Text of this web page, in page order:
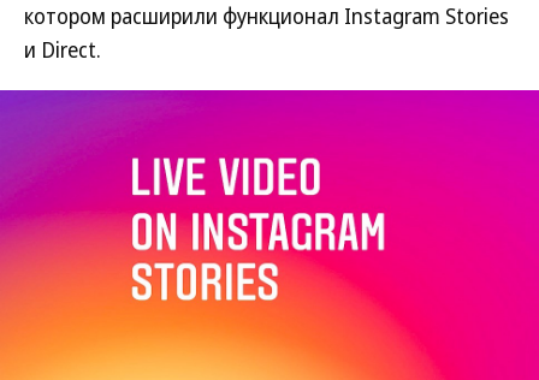
котором расширили функционал Instagram Stories
и Direct.